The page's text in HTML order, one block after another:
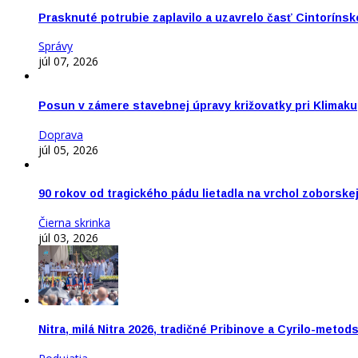
Prasknuté potrubie zaplavilo a uzavrelo časť
Správy
júl 07, 2026
Posun v zámere stavebnej úpravy križovatky pri Klimaku
Doprava
júl 05, 2026
90 rokov od tragického pádu lietadla na vrchol
Čierna skrinka
júl 03, 2026
Nitra, milá Nitra 2026, tradičné Pribinove a Cyrilo-